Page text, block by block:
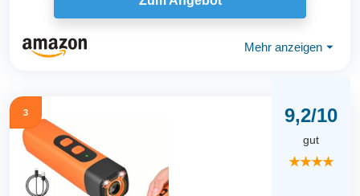
Mehr anzeigen ⏷
3 9,2/10
gut
★★★★